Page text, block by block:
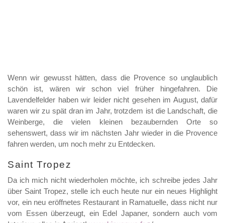
Wenn wir gewusst hätten, dass die Provence so unglaublich
schön ist, wären wir schon viel früher hingefahren. Die
Lavendelfelder haben wir leider nicht gesehen im August, dafür
waren wir zu spät dran im Jahr, trotzdem ist die Landschaft, die
Weinberge, die vielen kleinen bezaubernden Orte so
sehenswert, dass wir im nächsten Jahr wieder in die Provence
fahren werden, um noch mehr zu Entdecken.
Saint Tropez
Da ich mich nicht wiederholen möchte, ich schreibe jedes Jahr
über Saint Tropez, stelle ich euch heute nur ein neues Highlight
vor, ein neu eröffnetes Restaurant in Ramatuelle, dass nicht nur
vom Essen überzeugt, ein Edel Japaner, sondern auch vom